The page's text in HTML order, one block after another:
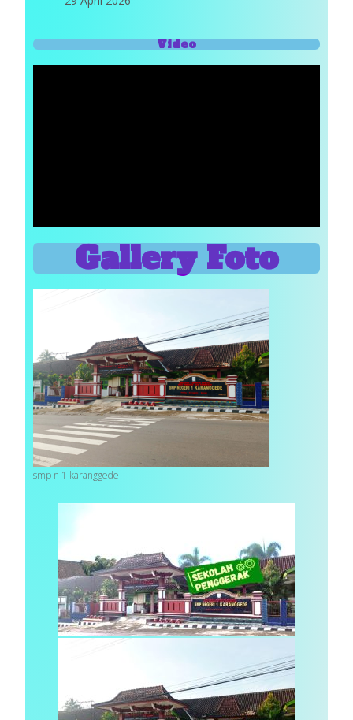
Video
Gallery Foto
smp n 1 karanggede